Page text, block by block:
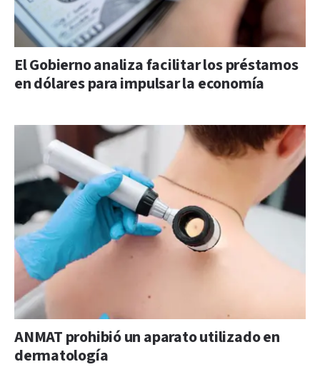
El Gobierno analiza facilitar los préstamos
en dólares para impulsar la economía
ANMAT prohibió un aparato utilizado en
dermatología